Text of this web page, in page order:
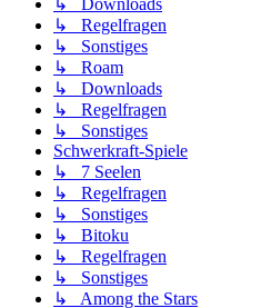
↳ Regelfragen
↳ Sonstiges
↳ Roam
↳ Downloads
↳ Regelfragen
↳ Sonstiges
Schwerkraft-Spiele
↳ 7 Seelen
↳ Regelfragen
↳ Sonstiges
↳ Bitoku
↳ Regelfragen
↳ Sonstiges
↳ Among the Stars